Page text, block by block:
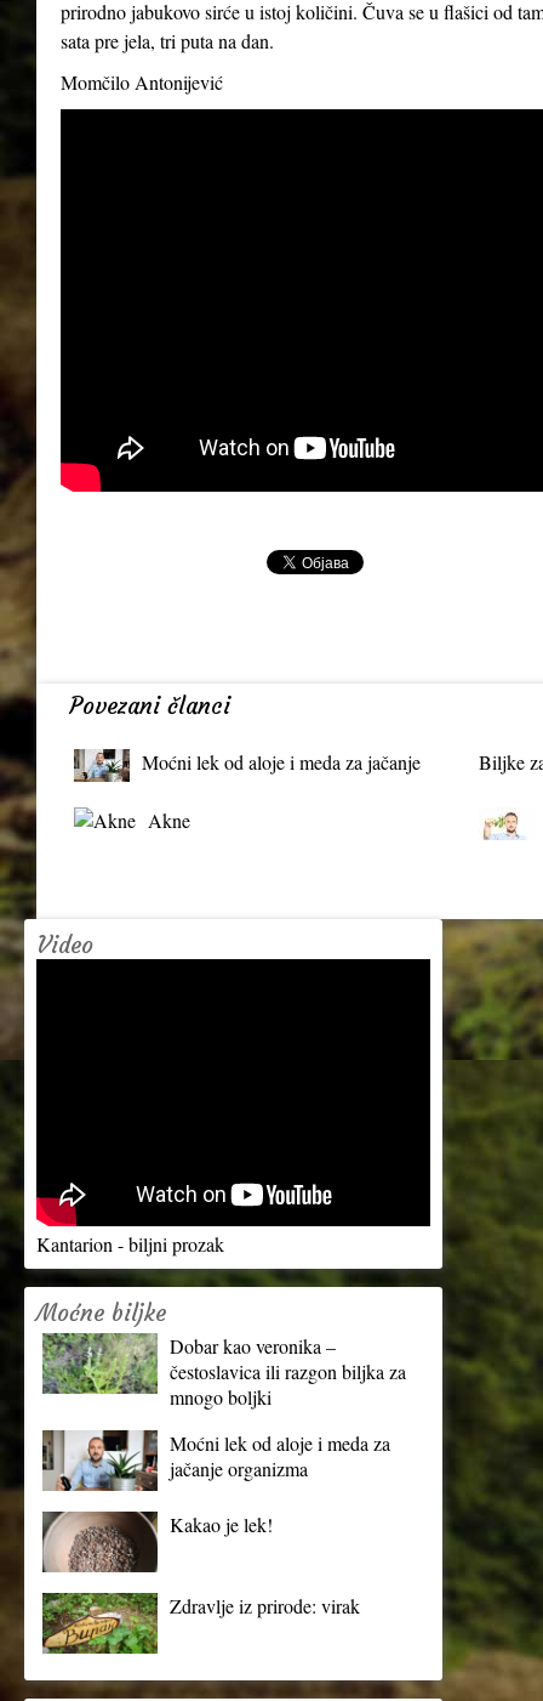
prirodno jabukovo sirće u istoj količini. Čuva se u flašici od
sata pre jela, tri puta na dan.
Momčilo Antonijević
Povezani članci
Moćni lek od aloje i meda za jačanje
Biljke
Akne
Video
Kantarion - biljni prozak
Moćne biljke
Dobar kao veronika –
čestoslavica ili razgon biljka za
mnogo boljki
Moćni lek od aloje i meda za
jačanje organizma
Kakao je lek!
Zdravlje iz prirode: virak